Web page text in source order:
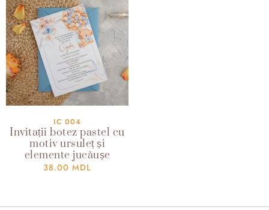
IC 004
Invitații botez pastel cu
motiv ursuleț și
elemente jucăușe
38.00 MDL